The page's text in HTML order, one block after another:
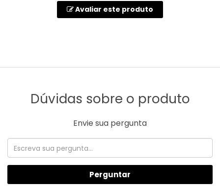
Avaliar este produto
Dúvidas sobre o produto
Envie sua pergunta
Perguntar